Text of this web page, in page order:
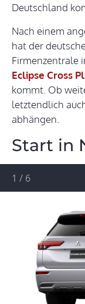
Deutschland
Nach einem
hat der
Firmenzentrale
Eclipse Cross
kommt. Ob
letztendlich
abhängen.
Start in
1 / 6